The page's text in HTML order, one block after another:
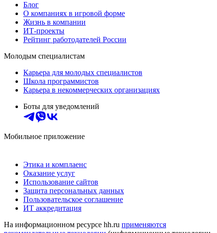
Блог
О компаниях в игровой форме
Жизнь в компании
ИТ-проекты
Рейтинг работодателей России
Молодым специалистам
Карьера для молодых специалистов
Школа программистов
Карьера в некоммерческих организациях
Боты для уведомлений
Мобильное приложение
Этика и комплаенс
Оказание услуг
Использование сайтов
Защита персональных данных
Пользовательское соглашение
ИТ аккредитация
На информационном ресурсе hh.ru применяются